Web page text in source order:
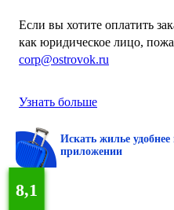
Если вы хотите оплатить
как юридическое лицо,
corp@ostrovok.ru
Узнать больше
Искать жилье
приложении
8,1